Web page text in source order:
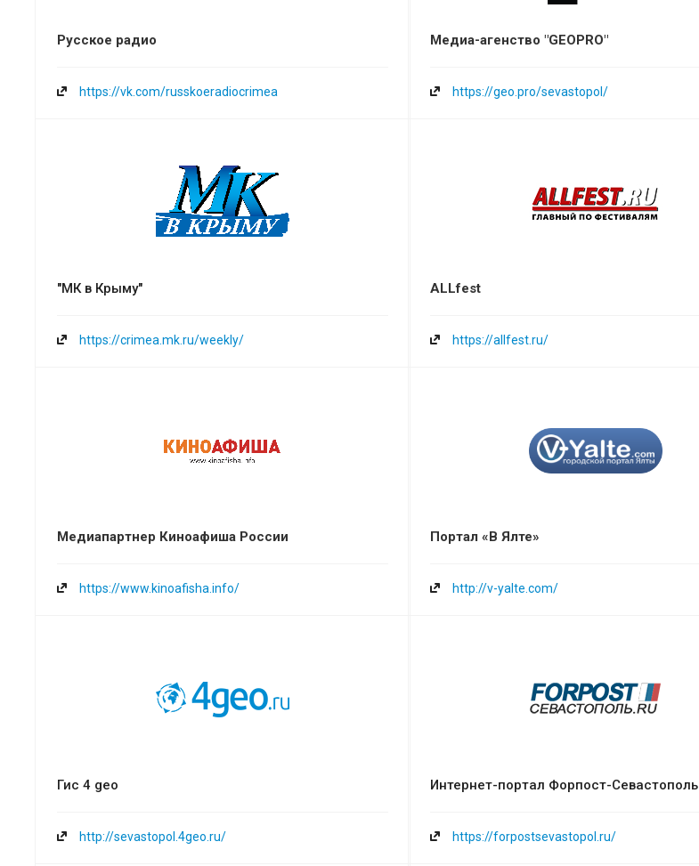
Русское радио
https://vk.com/russkoeradiocrimea
Медиа-агенство "GEOPRO"
https://geo.pro/sevastopol/
"МК в Крыму"
https://crimea.mk.ru/weekly/
ALLfest
https://allfest.ru/
Медиапартнер Киноафиша России
https://www.kinoafisha.info/
Портал «В Ялте»
http://v-yalte.com/
Гис 4 geo
http://sevastopol.4geo.ru/
Интернет-портал Форпост-Севастополь
https://forpostsevastopol.ru/